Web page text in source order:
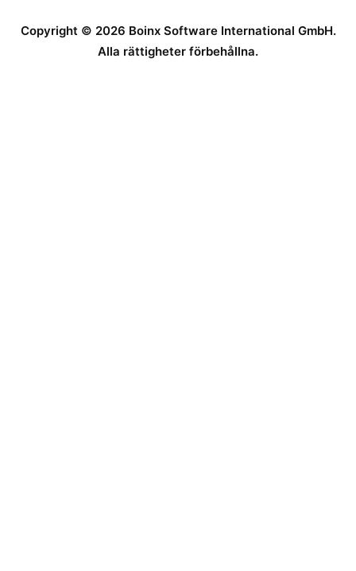
Copyright © 2026 Boinx Software International GmbH.
Alla rättigheter förbehållna.